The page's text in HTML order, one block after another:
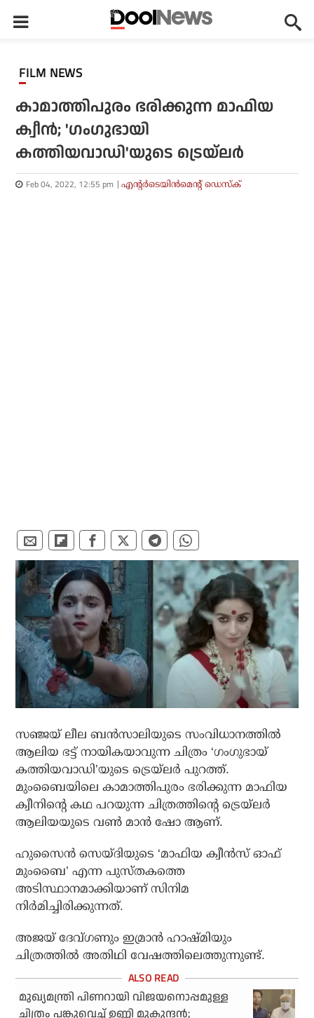
FILM NEWS
കാമാത്തിപുരം ഭരിക്കുന്ന മാഫിയ
ക്വീന്‍; 'ഗംഗുഭായി
കത്തിയവാഡി'യുടെ ട്രെയ്‌ലര്‍
Feb 04, 2022, 12:55 pm എന്റര്‍ടെയിന്‍മെന്റ് ഡെസ്‌ക്
സഞ്ജയ് ലീല ബന്‍സാലിയുടെ സംവിധാനത്തില്‍
ആലിയ ഭട്ട് നായികയാവുന്ന ചിത്രം ‘ഗംഗുഭായ്
കത്തിയവാഡി’യുടെ ട്രെയ്‌ലര്‍ പുറത്ത്.
മുംബൈയിലെ കാമാത്തിപുരം ഭരിക്കുന്ന മാഫിയ
ക്വീനിന്റെ കഥ പറയുന്ന ചിത്രത്തിന്റെ ട്രെയ്‌ലര്‍
ആലിയയുടെ വണ്‍ മാന്‍ ഷോ ആണ്.
ഹുസൈന്‍ സെയ്ദിയുടെ ‘മാഫിയ ക്വീന്‍സ് ഓഫ്
മുംബൈ’ എന്ന പുസ്തകത്തെ
അടിസ്ഥാനമാക്കിയാണ് സിനിമ
നിര്‍മിച്ചിരിക്കുന്നത്.
അജയ് ദേവ്ഗണും ഇമ്രാന്‍ ഹാഷ്മിയും
ചിത്രത്തില്‍ അതിഥി വേഷത്തിലെത്തുന്നുണ്ട്.
മുഖ്യമന്ത്രി പിണറായി വിജയനൊപ്പമുള്ള
ചിത്രം പങ്കുവെച്ച് ഉണ്ണി മുകുന്ദന്‍;